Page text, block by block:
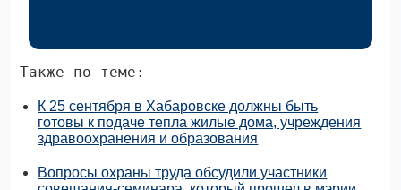
Также по теме:
К 25 сентября в Хабаровске должны быть
готовы к подаче тепла жилые дома, учреждения
здравоохранения и образования
Вопросы охраны труда обсудили участники